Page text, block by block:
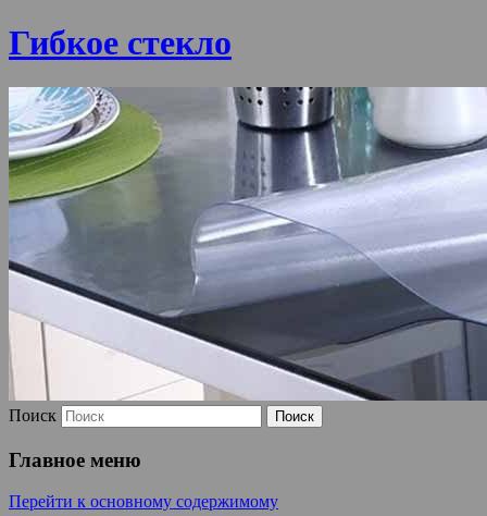
Гибкое стекло
Поиск
Главное меню
Перейти к основному содержимому